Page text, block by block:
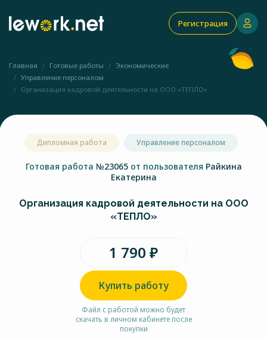
Регистрация
Главная Готовые работы
Экономические
Управление персоналом
Организация кадровой деятельности на ООО «ТЕПЛО»
Дипломная работа Управление персоналом
Готовая работа №23065 от пользователя Райкина
Екатерина
Организация кадровой деятельности на ООО
«ТЕПЛО»
1 790 ₽
Купить работу
Файл с работой можно будет
скачать в личном кабинете после
покупки